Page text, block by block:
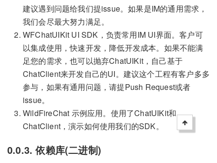
建议遇到问题给我们提issue。如果是IM的通用需求，
我们会尽最大努力满足。
WFChatUIKit UI SDK，负责常用IM UI界面。客户可
以集成使用，快速开发，降低开发成本。如果不能满
足您的需求，也可以抛弃ChatUIKit，自己基于
ChatClient来开发自己的UI。建议这个工程有客户多多
参与，如果有通用问题，请提Push Request或者
issue。
WildFireChat 示例应用。使用了ChatUIKit和
ChatClient，演示如何使用我们的SDK。
0.0.3. 依赖库(二进制)